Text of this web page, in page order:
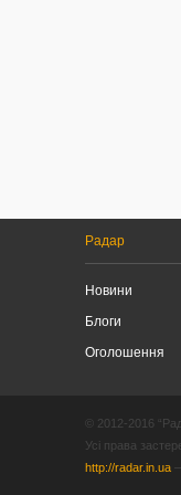
Радар
Новини
Блоги
Оголошення
© 2012-2016
Усі права
http://radar.in.ua